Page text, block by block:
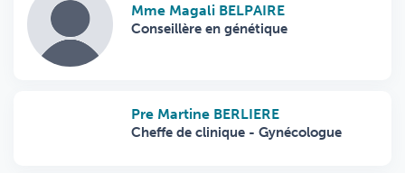
Mme Magali BELPAIRE
Conseillère en génétique
Pre Martine BERLIERE
Cheffe de clinique - Gynécologue